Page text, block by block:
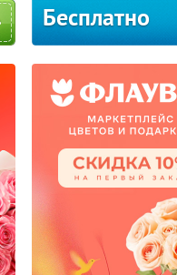
Бесплатно